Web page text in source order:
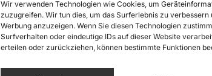
Wir verwenden Technologien wie Cookies, um
zuzugreifen. Wir tun dies, um das Surferlebnis zu
Werbung anzuzeigen. Wenn Sie diesen Technologien
Surfverhalten oder eindeutige IDs auf dieser Website
erteilen oder zurückziehen, können bestimmte Funktionen
mehr als 90 Menschen an Bord
Aufklärungsflugzeug Seabird 2 der
das Boot in Seenot bereits am